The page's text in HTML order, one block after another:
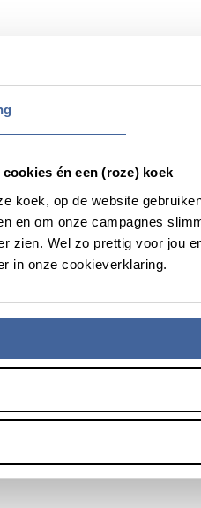
én een (roze) koek
koek, op de website
en om onze campagnes
zien. Wel zo prettig voor jou
in onze cookieverklaring.